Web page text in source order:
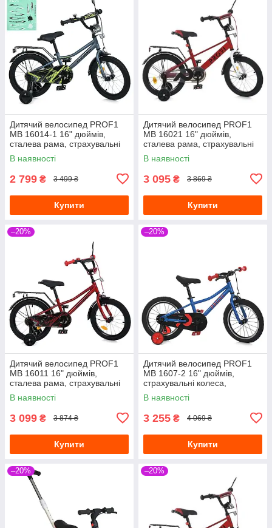
Дитячий велосипед PROF1
MB 16014-1 16" дюймів,
сталева рама, страхувальні
колеса, багажник із
затискачем, синій
В наявності
2 799 ₴ 3 499 ₴
Купити
Дитячий велосипед PROF1
MB 16021 16" дюймів,
сталева рама, страхувальні
колеса, багажник із
затискачем, червоний
В наявності
3 095 ₴ 3 869 ₴
Купити
–20%
Дитячий велосипед PROF1
MB 16011 16" дюймів,
сталева рама, страхувальні
колеса, багажник із
затискачем, червоний
В наявності
3 099 ₴ 3 874 ₴
Купити
–20%
Дитячий велосипед PROF1
MB 1607-2 16" дюймів,
страхувальні колеса,
однопідвісний, синій
В наявності
3 255 ₴ 4 069 ₴
Купити
–20% –20%